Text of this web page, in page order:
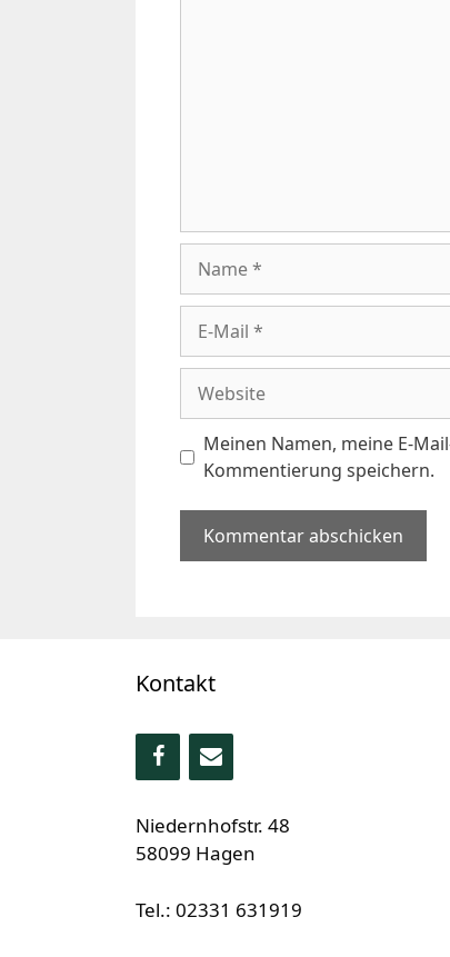
Mail
Meinen Namen, meine E-
Kommentierung speichern.
Kontakt
Niedernhofstr. 48
58099 Hagen
Tel.: 02331 631919